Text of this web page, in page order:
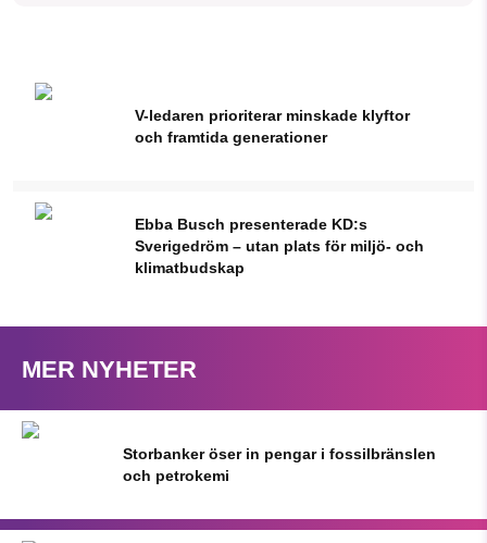
V-ledaren prioriterar minskade klyftor
och framtida generationer
Ebba Busch presenterade KD:s
Sverigedröm – utan plats för miljö- och
klimatbudskap
MER NYHETER
Storbanker öser in pengar i fossilbränslen
och petrokemi